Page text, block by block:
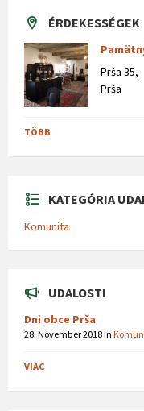
ÉRDEKESSÉGEK
Prša 35,
Prša
TÖBB
KATEGÓRIA
Komunita
UDALOSTI
Dni obce Prša
28. November 2018in
VIAC